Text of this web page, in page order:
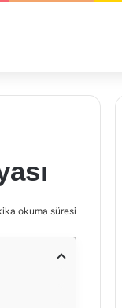
okuma süresi